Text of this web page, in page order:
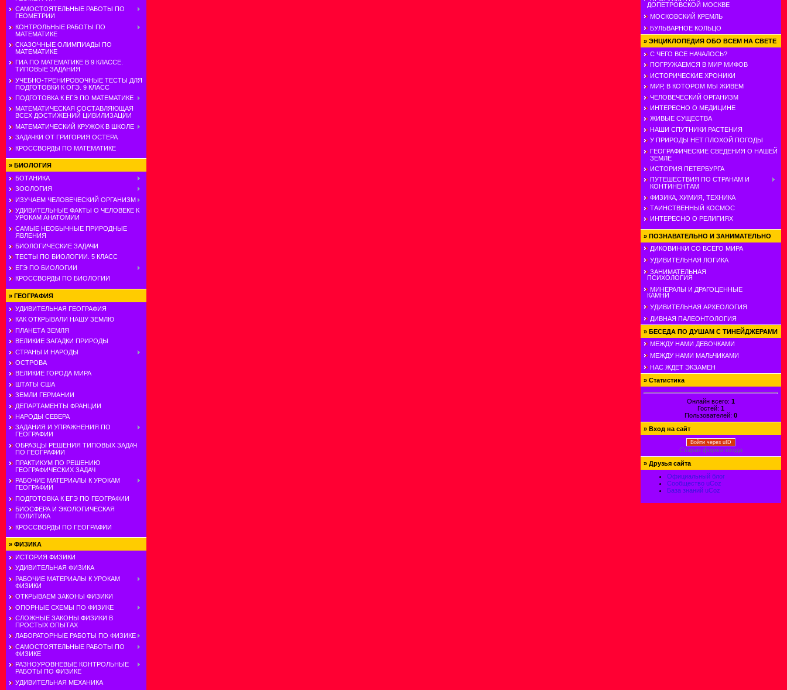
САМОСТОЯТЕЛЬНЫЕ РАБОТЫ ПО
ГЕОМЕТРИИ
КОНТРОЛЬНЫЕ РАБОТЫ ПО
МАТЕМАТИКЕ
СКАЗОЧНЫЕ ОЛИМПИАДЫ ПО
МАТЕМАТИКЕ
ГИА ПО МАТЕМАТИКЕ В 9 КЛАССЕ.
ТИПОВЫЕ ЗАДАНИЯ
УЧЕБНО-ТРЕНИРОВОЧНЫЕ ТЕСТЫ ДЛЯ
ПОДГОТОВКИ К ОГЭ. 9 КЛАСС
ПОДГОТОВКА К ЕГЭ ПО МАТЕМАТИКЕ
МАТЕМАТИЧЕСКАЯ СОСТАВЛЯЮЩАЯ
ВСЕХ ДОСТИЖЕНИЙ ЦИВИЛИЗАЦИИ
МАТЕМАТИЧЕСКИЙ КРУЖОК В ШКОЛЕ
ЗАДАЧКИ ОТ ГРИГОРИЯ ОСТЕРА
КРОССВОРДЫ ПО МАТЕМАТИКЕ
» БИОЛОГИЯ
БОТАНИКА
ЗООЛОГИЯ
ИЗУЧАЕМ ЧЕЛОВЕЧЕСКИЙ ОРГАНИЗМ
УДИВИТЕЛЬНЫЕ ФАКТЫ О ЧЕЛОВЕКЕ К
УРОКАМ АНАТОМИИ
САМЫЕ НЕОБЫЧНЫЕ ПРИРОДНЫЕ
ЯВЛЕНИЯ
БИОЛОГИЧЕСКИЕ ЗАДАЧИ
ТЕСТЫ ПО БИОЛОГИИ. 5 КЛАСС
ЕГЭ ПО БИОЛОГИИ
КРОССВОРДЫ ПО БИОЛОГИИ
» ГЕОГРАФИЯ
УДИВИТЕЛЬНАЯ ГЕОГРАФИЯ
КАК ОТКРЫВАЛИ НАШУ ЗЕМЛЮ
ПЛАНЕТА ЗЕМЛЯ
ВЕЛИКИЕ ЗАГАДКИ ПРИРОДЫ
СТРАНЫ И НАРОДЫ
ОСТРОВА
ВЕЛИКИЕ ГОРОДА МИРА
ШТАТЫ США
ЗЕМЛИ ГЕРМАНИИ
ДЕПАРТАМЕНТЫ ФРАНЦИИ
НАРОДЫ СЕВЕРА
ЗАДАНИЯ И УПРАЖНЕНИЯ ПО
ГЕОГРАФИИ
ОБРАЗЦЫ РЕШЕНИЯ ТИПОВЫХ ЗАДАЧ
ПО ГЕОГРАФИИ
ПРАКТИКУМ ПО РЕШЕНИЮ
ГЕОГРАФИЧЕСКИХ ЗАДАЧ
РАБОЧИЕ МАТЕРИАЛЫ К УРОКАМ
ГЕОГРАФИИ
ПОДГОТОВКА К ЕГЭ ПО ГЕОГРАФИИ
БИОСФЕРА И ЭКОЛОГИЧЕСКАЯ
ПОЛИТИКА
КРОССВОРДЫ ПО ГЕОГРАФИИ
» ФИЗИКА
ИСТОРИЯ ФИЗИКИ
УДИВИТЕЛЬНАЯ ФИЗИКА
РАБОЧИЕ МАТЕРИАЛЫ К УРОКАМ
ФИЗИКИ
ОТКРЫВАЕМ ЗАКОНЫ ФИЗИКИ
ОПОРНЫЕ СХЕМЫ ПО ФИЗИКЕ
СЛОЖНЫЕ ЗАКОНЫ ФИЗИКИ В
ПРОСТЫХ ОПЫТАХ
ЛАБОРАТОРНЫЕ РАБОТЫ ПО ФИЗИКЕ
САМОСТОЯТЕЛЬНЫЕ РАБОТЫ ПО
ФИЗИКЕ
РАЗНОУРОВНЕВЫЕ КОНТРОЛЬНЫЕ
РАБОТЫ ПО ФИЗИКЕ
УДИВИТЕЛЬНАЯ МЕХАНИКА
ДОПЕТРОВСКОЙ МОСКВЕ
МОСКОВСКИЙ КРЕМЛЬ
БУЛЬВАРНОЕ КОЛЬЦО
» ЭНЦИКЛОПЕДИЯ ОБО ВСЕМ НА СВЕТЕ
С ЧЕГО ВСЕ НАЧАЛОСЬ?
ПОГРУЖАЕМСЯ В МИР МИФОВ
ИСТОРИЧЕСКИЕ ХРОНИКИ
МИР, В КОТОРОМ МЫ ЖИВЕМ
ЧЕЛОВЕЧЕСКИЙ ОРГАНИЗМ
ИНТЕРЕСНО О МЕДИЦИНЕ
ЖИВЫЕ СУЩЕСТВА
НАШИ СПУТНИКИ РАСТЕНИЯ
У ПРИРОДЫ НЕТ ПЛОХОЙ ПОГОДЫ
ГЕОГРАФИЧЕСКИЕ СВЕДЕНИЯ О НАШЕЙ
ЗЕМЛЕ
ИСТОРИЯ ПЕТЕРБУРГА
ПУТЕШЕСТВИЯ ПО СТРАНАМ И
КОНТИНЕНТАМ
ФИЗИКА, ХИМИЯ, ТЕХНИКА
ТАИНСТВЕННЫЙ КОСМОС
ИНТЕРЕСНО О РЕЛИГИЯХ
» ПОЗНАВАТЕЛЬНО И ЗАНИМАТЕЛЬНО
ДИКОВИНКИ СО ВСЕГО МИРА
УДИВИТЕЛЬНАЯ ЛОГИКА
ЗАНИМАТЕЛЬНАЯ
ПСИХОЛОГИЯ
МИНЕРАЛЫ И ДРАГОЦЕННЫЕ
КАМНИ
УДИВИТЕЛЬНАЯ АРХЕОЛОГИЯ
ДИВНАЯ ПАЛЕОНТОЛОГИЯ
» БЕСЕДА ПО ДУШАМ С ТИНЕЙДЖЕРАМИ
МЕЖДУ НАМИ ДЕВОЧКАМИ
МЕЖДУ НАМИ МАЛЬЧИКАМИ
НАС ЖДЕТ ЭКЗАМЕН
» Статистика
Онлайн всего: 1
Гостей: 1
Пользователей: 0
» Вход на сайт
Войти через uID
Старая форма входа
» Друзья сайта
Официальный блог
Сообщество uCoz
База знаний uCoz